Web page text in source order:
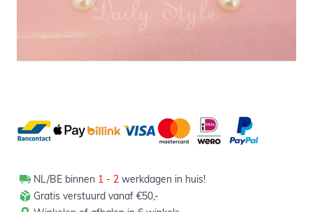
Aantal
NL/BE binnen 1 - 2 werkdagen in huis!
Gratis verstuurd vanaf €50,-